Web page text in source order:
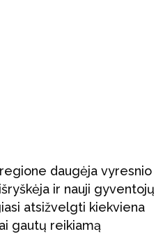
daugėja vyresnio
ir nauji gyventojų
atsižvelgti kiekviena
gautų reikiamą